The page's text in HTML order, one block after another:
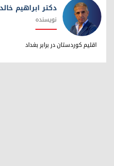
دکتر ابراهیم خالد
دکتر ابراهیم خالد
نویسنده
اقلیم کوردستان در برابر بغداد